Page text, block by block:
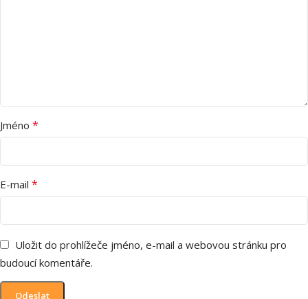
Jméno *
E-mail *
Uložit do prohlížeče jméno, e-mail a webovou stránku pro
budoucí komentáře.